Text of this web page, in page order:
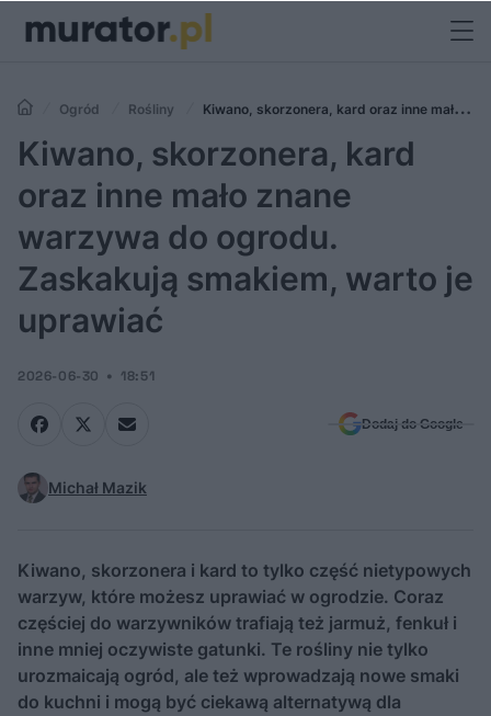
Ogród Rośliny
Kiwano, skorzonera, kard oraz inne mało
znane warzywa do ogrodu. Zaskakują smakiem, warto je uprawiać
Kiwano, skorzonera, kard
oraz inne mało znane
warzywa do ogrodu.
Zaskakują smakiem, warto je
uprawiać
2026-06-30 18:51
Dodaj do Google
Michał Mazik
Kiwano, skorzonera i kard to tylko część nietypowych
warzyw, które możesz uprawiać w ogrodzie. Coraz
częściej do warzywników trafiają też jarmuż, fenkuł i
inne mniej oczywiste gatunki. Te rośliny nie tylko
urozmaicają ogród, ale też wprowadzają nowe smaki
do kuchni i mogą być ciekawą alternatywą dla